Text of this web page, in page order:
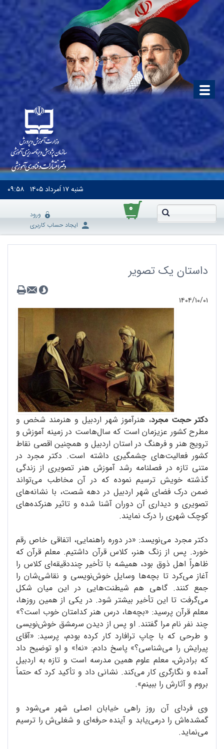
شنبه۱۷ اَمرداد ۱۴۰۵ ۰۹:۵۸
۰
ورود
ایجاد حساب کاربری
داستان یک تصویر
۱۴۰۴/۱۰/۰۱
دکتر حجت مجرد، هنرآموز شهر اردبیل و هنرمند شخص و
مطرح کشور عزیزمان است که سال‌هاست در زمینه آموزش و
ترویج هنر و فرهنگ در استان اردبیل و همچنین اقصی نقاط
کشور فعالیت‌های چشمگیری داشته است. دکتر مجرد در
متنی تازه در فصلنامه رشد آموزش هنر تصویری از زندگی
گذشته خویش ترسیم نموده که در آن مخاطب می‌تواند
ضمن درک فضای شهر اردبیل در دهه شصت، با نشانه‌های
تصویری و دیداری آن دوران آشنا شده و تاثیر هنرکده‌های
کوچک شهری را درک نمایند.
دکتر مجرد می‌نویسد: «در دوره راهنمایی، اتفاقی خاص رقم
خورد. پس از زنگ هنر، کلاس قرآن داشتیم. معلم قرآن که
ظاهراً اهل ذوق بود، همیشه با تأخیر چنددقیقه‌ای کلاس را
آغاز می‌کرد تا بچه‌ها وسایل خوش‌نویسی و نقاشی‌شان را
جمع کنند. گاهی هم شیطنت‌هایی در این میان شکل
می‌گرفت تا این تأخیر بیشتر شود. در یکی از همین روزها،
معلم قرآن پرسید: «بچه‌ها، درس هنر کدامتان خوب است؟»
چند نفر نام مرا گفتند. او پس از دیدن سرمشق خوش‌نویسی
و طرحی که با چاپ ترافارد کار کرده بودم، پرسید: «آقای
پیرایش را می‌شناسی؟» پاسخ دادم: «نه!» و او توضیح داد
که برادرش، معلم علوم همین مدرسه است و تازه به اردبیل
آمده و نگارگری کار می‌کند. نشانی داد و تأکید کرد که حتماً
بروم و آثارش را ببینم».
وی فردای آن روز راهی خیابان اصلی شهر می‌شود و
گمشده‌اش را درمی‌یابد و آینده حرفه‌ای و شغلی‌ش را ترسیم
می‌نماید.